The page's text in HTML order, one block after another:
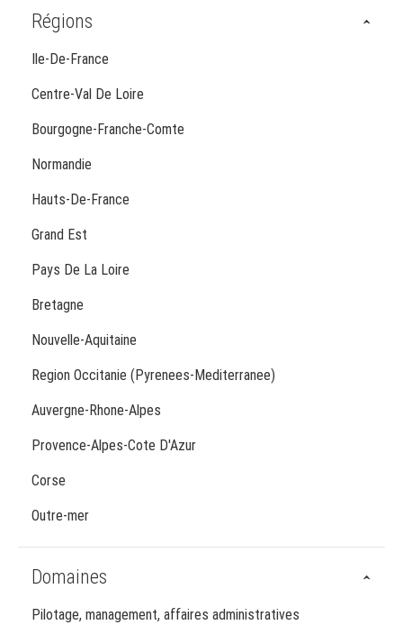
Régions
Ile-De-France
Centre-Val De Loire
Bourgogne-Franche-Comte
Normandie
Hauts-De-France
Grand Est
Pays De La Loire
Bretagne
Nouvelle-Aquitaine
Region Occitanie (Pyrenees-Mediterranee)
Auvergne-Rhone-Alpes
Provence-Alpes-Cote D'Azur
Corse
Outre-mer
Domaines
Pilotage, management, affaires administratives